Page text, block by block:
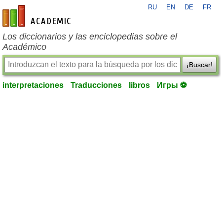
es-academic.com
RU EN DE FR
Los diccionarios y las enciclopedias sobre el
Académico
¡Buscar!
interpretaciones Traducciones libros Игры ⚽